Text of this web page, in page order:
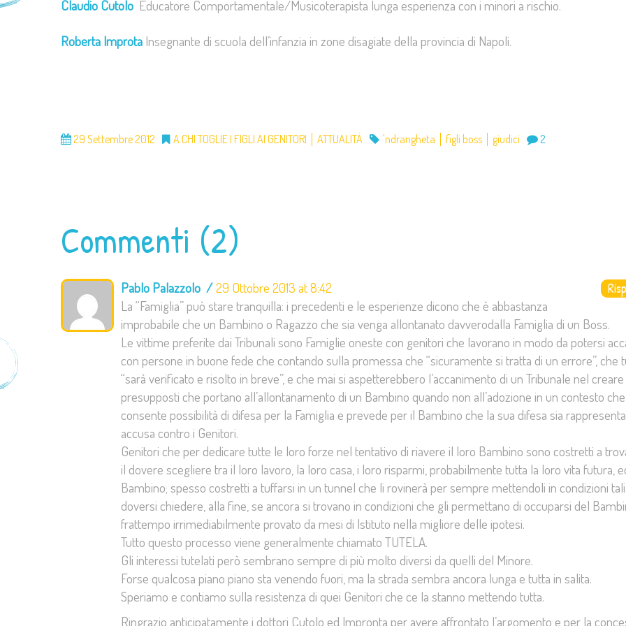
Claudio Cutolo Educatore Comportamentale/Musicoterapista lunga esperienza con i minori a rischio.
Roberta Improta Insegnante di scuola dell’infanzia in zone disagiate della provincia di Napoli.
29 Settembre 2012 A CHI TOGLIE I FIGLI AI GENITORI ATTUALITÀ 'ndrangheta figli boss giudici 2
Commenti (2)
Pablo Palazzolo
29 Ottobre 2013 at 8:42
La “Famiglia” può stare tranquilla: i precedenti e le esperienze dicono che è abbastanza
improbabile che un Bambino o Ragazzo che sia venga allontanato davverodalla Famiglia di un Boss.
Le vittime preferite dai Tribunali sono Famiglie oneste con genitori che lavorano in modo da potersi
con persone in buone fede che contando sulla promessa che “sicuramente si tratta di un errore”, che
“sarà verificato e risolto in breve”, e che mai si aspetterebbero l’accanimento di un Tribunale nel creare
presupposti che portano all’allontanamento di un Bambino quando non all’adozione in un contesto
consente possibilità di difesa per la Famiglia e prevede per il Bambino che la sua difesa sia
accusa contro i Genitori.
Genitori che per dedicare tutte le loro forze nel tentativo di riavere il loro Bambino sono costretti a
il dovere scegliere tra il loro lavoro, la loro casa, i loro risparmi, probabilmente tutta la loro vita futura,
Bambino; spesso costretti a tuffarsi in un tunnel che li rovinerà per sempre mettendoli in condizioni
doversi chiedere, alla fine, se ancora si trovano in condizioni che gli permettano di occuparsi del
frattempo irrimediabilmente provato da mesi di Istituto nella migliore delle ipotesi.
Tutto questo processo viene generalmente chiamato TUTELA.
Gli interessi tutelati però sembrano sempre di più molto diversi da quelli del Minore.
Forse qualcosa piano piano sta venendo fuori, ma la strada sembra ancora lunga e tutta in salita.
Speriamo e contiamo sulla resistenza di quei Genitori che ce la stanno mettendo tutta.
Ringrazio anticipatamente i dottori Cutolo ed Impronta per avere affrontato l’argomento e per la